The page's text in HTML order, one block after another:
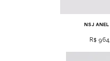
NSJ
Preço
R$